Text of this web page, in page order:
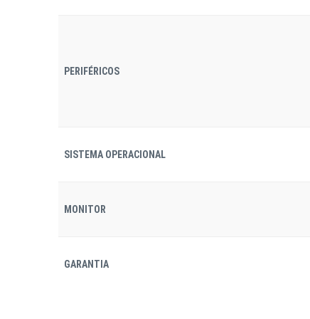
PERIFÉRICOS
SISTEMA OPERACIONAL
MONITOR
GARANTIA